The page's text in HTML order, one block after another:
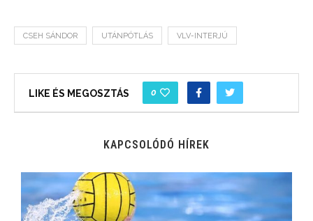
CSEH SÁNDOR UTÁNPÓTLÁS VLV-INTERJÚ
LIKE ÉS MEGOSZTÁS 0
KAPCSOLÓDÓ HÍREK